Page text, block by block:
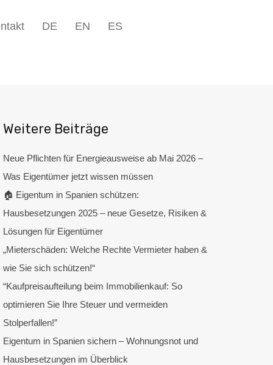
Unternehmen▾
DE EN ES
Weitere Beiträge
Neue Pflichten für Energieausweise ab Mai 2026 –
Was Eigentümer jetzt wissen müssen
🏠 Eigentum in Spanien schützen:
Hausbesetzungen 2025 – neue Gesetze, Risiken &
Lösungen für Eigentümer
„Mieterschäden: Welche Rechte Vermieter haben &
wie Sie sich schützen!“
“Kaufpreisaufteilung beim Immobilienkauf: So
optimieren Sie Ihre Steuer und vermeiden
Stolperfallen!”
Eigentum in Spanien sichern – Wohnungsnot und
Hausbesetzungen im Überblick